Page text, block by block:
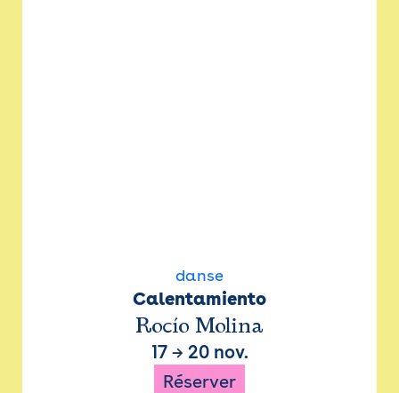
danse
Calentamiento
Rocío Molina
17→ 20 nov.
Réserver